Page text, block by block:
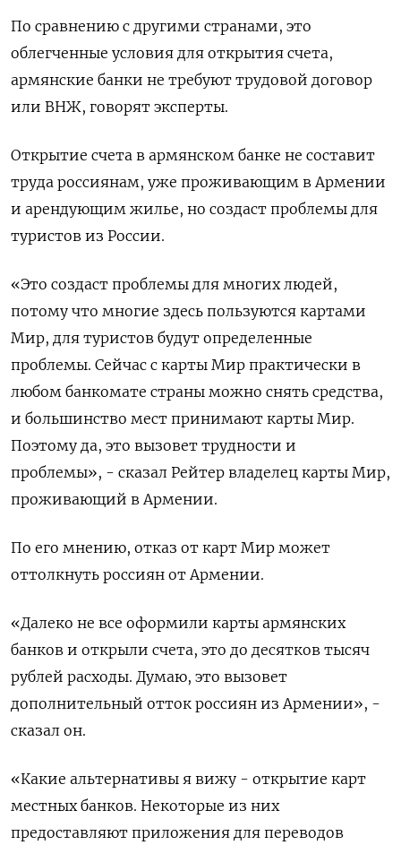
По сравнению с другими странами, это
облегченные условия для открытия счета,
армянские банки не требуют трудовой договор
или ВНЖ, говорят эксперты.
Открытие счета в армянском банке не составит
труда россиянам, уже проживающим в Армении
и арендующим жилье, но создаст проблемы для
туристов из России.
«Это создаст проблемы для многих людей,
потому что многие здесь пользуются картами
Мир, для туристов будут определенные
проблемы. Сейчас с карты Мир практически в
любом банкомате страны можно снять средства,
и большинство мест принимают карты Мир.
Поэтому да, это вызовет трудности и
проблемы», - сказал Рейтер владелец карты Мир,
проживающий в Армении.
По его мнению, отказ от карт Мир может
оттолкнуть россиян от Армении.
«Далеко не все оформили карты армянских
банков и открыли счета, это до десятков тысяч
рублей расходы. Думаю, это вызовет
дополнительный отток россиян из Армении», -
сказал он.
«Какие альтернативы я вижу - открытие карт
местных банков. Некоторые из них
предоставляют приложения для переводов